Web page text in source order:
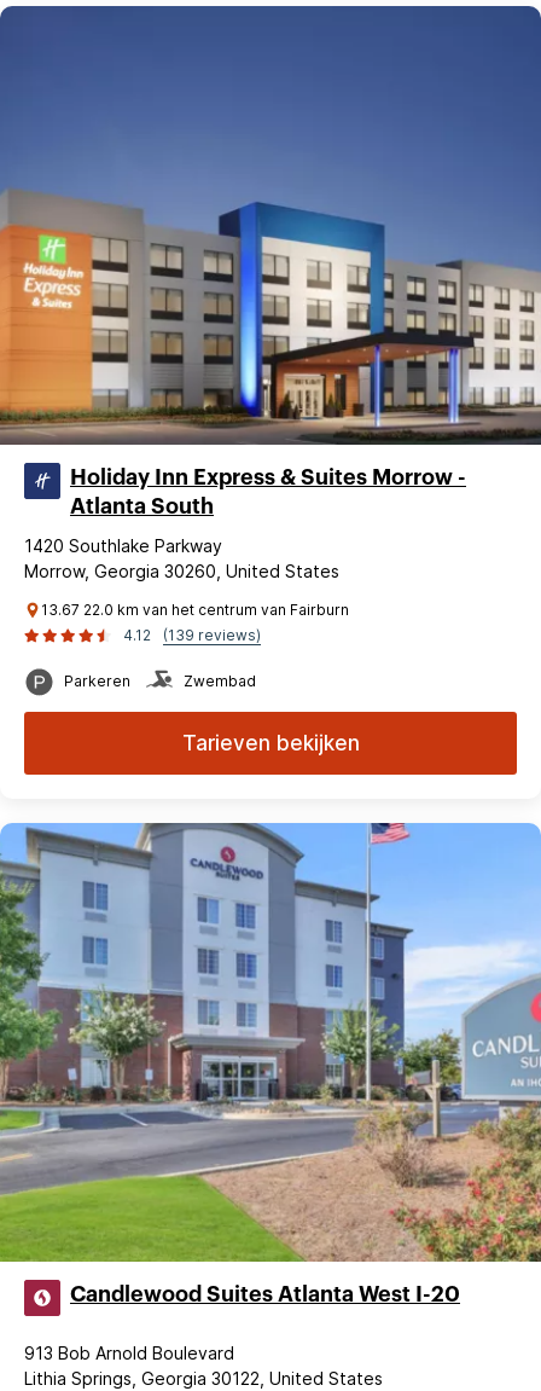
Holiday Inn Express & Suites Morrow -
Atlanta South
1420 Southlake Parkway
Morrow, Georgia 30260, United States
13.67 22.0 km van het centrum van Fairburn
4.12
(139 reviews)
Parkeren Zwembad
Tarieven bekijken
Candlewood Suites Atlanta West I-20
913 Bob Arnold Boulevard
Lithia Springs, Georgia 30122, United States